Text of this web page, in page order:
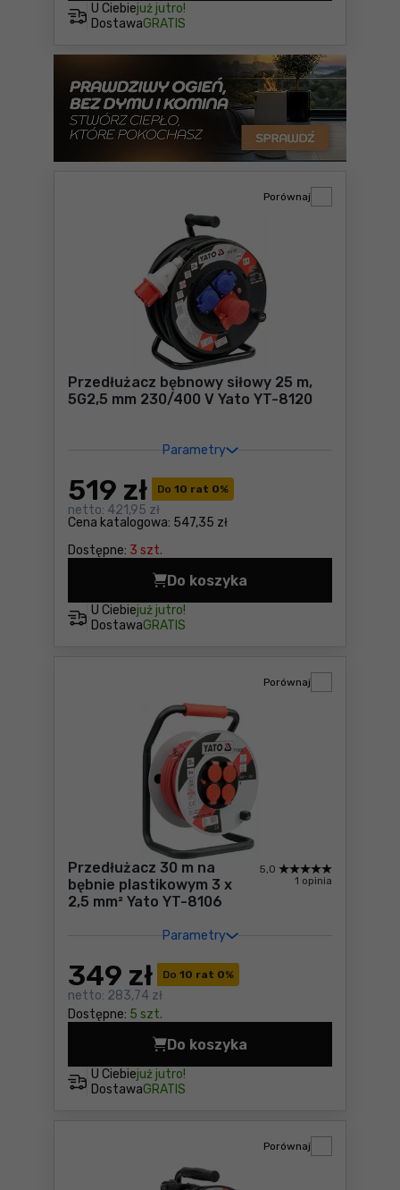
U Ciebiejuż jutro!
DostawaGRATIS
Przedłużacz bębnowy siłowy 25 m,
5G2,5 mm 230/400 V Yato YT-8120
Parametry
Do 10 rat 0%
Cena katalogowa: 547,35 zł
519 zł
netto: 421,95 zł
Dostępne: 3 szt.
Porównaj
U Ciebiejuż jutro!
DostawaGRATIS
Do koszyka
Przedłużacz bębnowy
Przedłużacz 30 m na
bębnie plastikowym 3 x
2,5 mm² Yato YT-8106
Parametry
5,0
1 opinia
Do 10 rat 0%
349 zł
netto: 283,74 zł
Dostępne: 5 szt.
Porównaj
U Ciebiejuż jutro!
DostawaGRATIS
Do koszyka
Przedłużacz 30 m na
Porównaj